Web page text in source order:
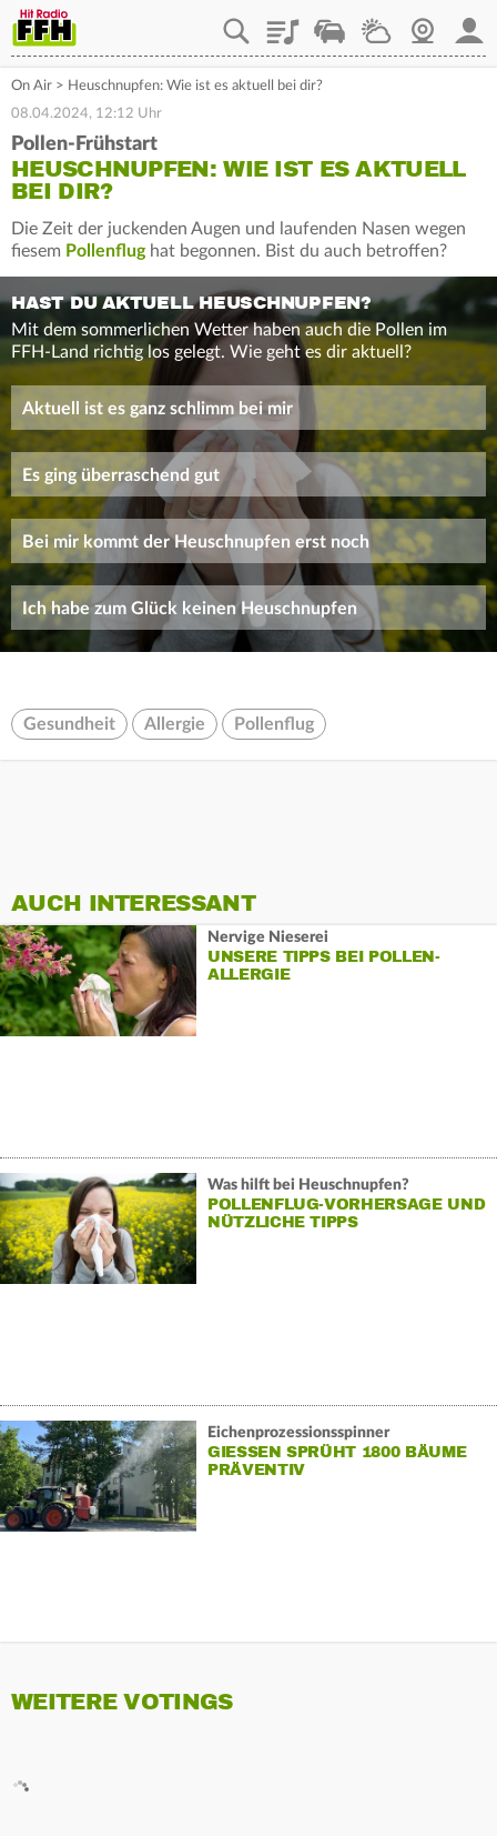
PlaylistStaupilotWetterWebcam
On Air > Heuschnupfen: Wie ist es aktuell bei dir?
08.04.2024, 12:12 Uhr
Pollen-Frühstart
HEUSCHNUPFEN: WIE IST ES AKTUELL
BEI DIR?
Die Zeit der juckenden Augen und laufenden Nasen wegen
fiesem Pollenflughat begonnen. Bist du auch betroffen?
HAST DU AKTUELL HEUSCHNUPFEN?
Mit dem sommerlichen Wetter haben auch die Pollen im
FFH-Land richtig los gelegt. Wie geht es dir aktuell?
Aktuell ist es ganz schlimm bei mir
Es ging überraschend gut
Bei mir kommt der Heuschnupfen erst noch
Ich habe zum Glück keinen Heuschnupfen
Gesundheit Allergie Pollenflug
AUCH INTERESSANT
Nervige Nieserei
UNSERE TIPPS BEI POLLEN-
ALLERGIE
Was hilft bei Heuschnupfen?
POLLENFLUG-VORHERSAGE UND
NÜTZLICHE TIPPS
Eichenprozessionsspinner
GIESSEN SPRÜHT 1800 BÄUME P
RÄVENTIV
WEITERE VOTINGS